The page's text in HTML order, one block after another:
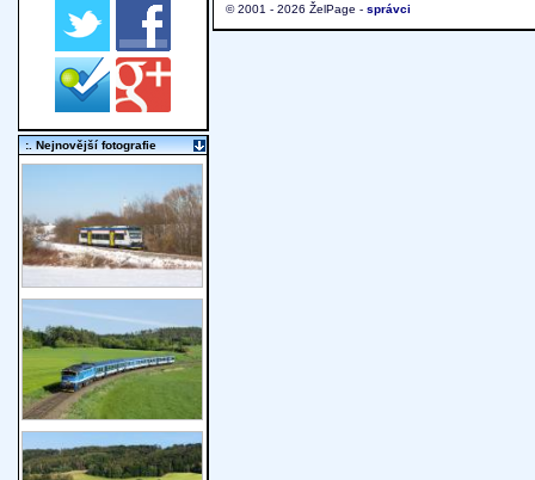
© 2001 - 2026 ŽelPage - správci
:. Nejnovější fotografie